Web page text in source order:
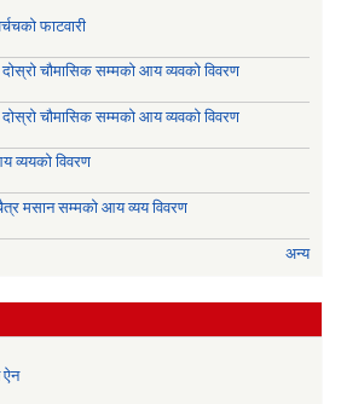
फाटवारी
चौमासिक सम्मको आय व्यवको विवरण
चौमासिक सम्मको आय व्यवको विवरण
व्ययको विवरण
मसान सम्मको आय व्यय विवरण
अन्य
ऐन